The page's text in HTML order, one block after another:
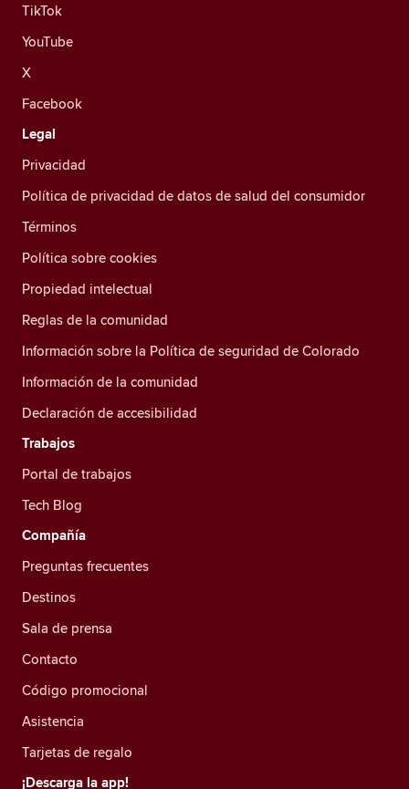
TikTok
YouTube
X
Facebook
Legal
Privacidad
Política de privacidad de datos de salud del consumidor
Términos
Política sobre cookies
Propiedad intelectual
Reglas de la comunidad
Información sobre la Política de seguridad de Colorado
Información de la comunidad
Declaración de accesibilidad
Trabajos
Portal de trabajos
Tech Blog
Compañía
Preguntas frecuentes
Destinos
Sala de prensa
Contacto
Código promocional
Asistencia
Tarjetas de regalo
¡Descarga la app!